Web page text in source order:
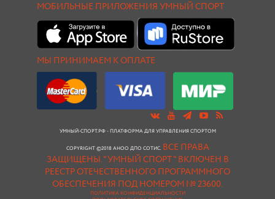
МОБИЛЬНЫЕ ПРИЛОЖЕНИЯ УМНЫЙ СПОРТ
МЫ ПРИНИМАЕМ К ОПЛАТЕ
УМНЫЙ-СПОРТ.РФ - ПЛАТФОРМА ДЛЯ УПРАВЛЕНИЯ СПОРТОМ
COPYRIGHT ©2018 АНОО ДПО СОТИС. ВСЕ ПРАВА
ЗАЩИЩЕНЫ."УМНЫЙ СПОРТ " ВКЛЮЧЕН В
РЕЕСТР ОТЕЧЕСТВЕННОГО ПРОГРАММНОГО
ОБЕСПЕЧЕНИЯ ПОД НОМЕРОМ № 23600.
ПОЛИТИКА КОНФИДЕНЦИАЛЬНОСТИ